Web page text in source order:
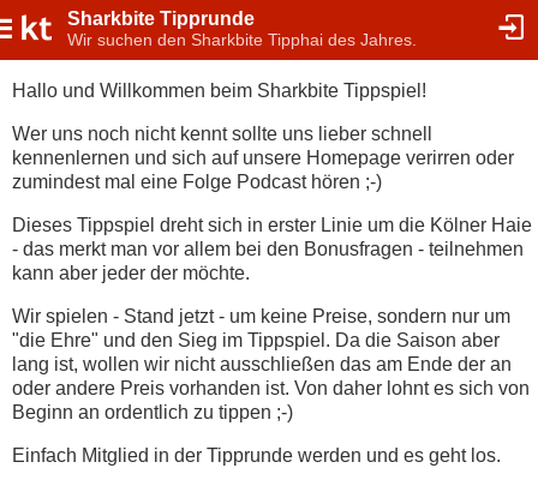
Sharkbite Tipprunde
Wir suchen den Sharkbite Tipphai des Jahres.
Hallo und Willkommen beim Sharkbite Tippspiel!
Wer uns noch nicht kennt sollte uns lieber schnell
kennenlernen und sich auf unsere Homepage verirren oder
zumindest mal eine Folge Podcast hören ;-)
Dieses Tippspiel dreht sich in erster Linie um die Kölner Haie
- das merkt man vor allem bei den Bonusfragen - teilnehmen
kann aber jeder der möchte.
Wir spielen - Stand jetzt - um keine Preise, sondern nur um
"die Ehre" und den Sieg im Tippspiel. Da die Saison aber
lang ist, wollen wir nicht ausschließen das am Ende der an
oder andere Preis vorhanden ist. Von daher lohnt es sich von
Beginn an ordentlich zu tippen ;-)
Einfach Mitglied in der Tipprunde werden und es geht los.